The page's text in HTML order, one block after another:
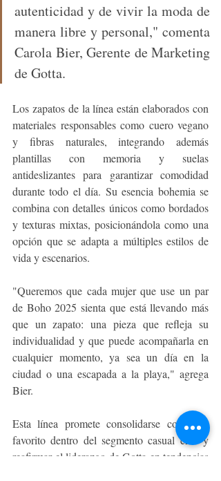
autenticidad y de vivir la moda de
manera libre y personal," comenta
Carola Bier, Gerente de Marketing
de Gotta.
Los zapatos de la línea están elaborados con
materiales responsables como cuero vegano
y fibras naturales, integrando además
plantillas con memoria y suelas
antideslizantes para garantizar comodidad
durante todo el día. Su esencia bohemia se
combina con detalles únicos como bordados
y texturas mixtas, posicionándola como una
opción que se adapta a múltiples estilos de
vida y escenarios.
"Queremos que cada mujer que use un par
de Boho 2025 sienta que está llevando más
que un zapato: una pieza que refleja su
individualidad y que puede acompañarla en
cualquier momento, ya sea un día en la
ciudad o una escapada a la playa," agrega
Bier.
Esta línea promete consolidarse como un
favorito dentro del segmento casual chic y
reafirmar el liderazgo de Gotta en tendencias